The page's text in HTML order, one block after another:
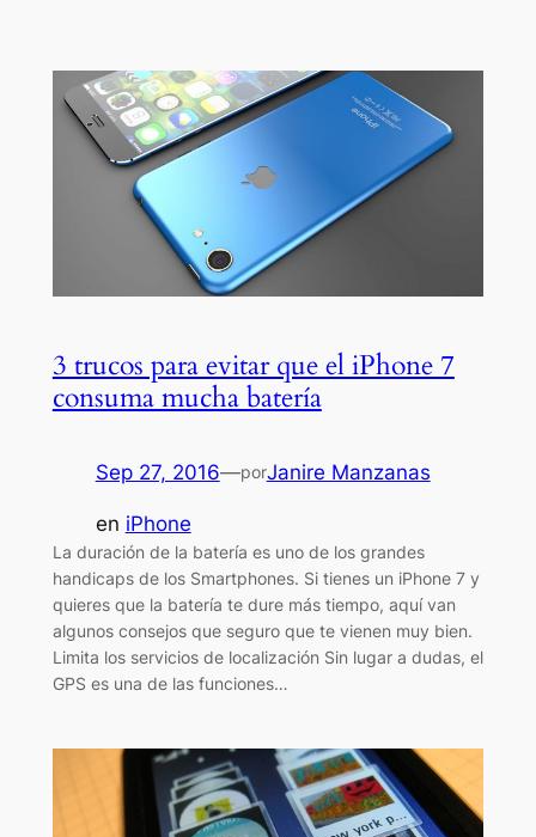
3 trucos para evitar que el iPhone 7
consuma mucha batería
Sep 27, 2016—porJanire Manzanas
en iPhone
La duración de la batería es uno de los grandes
handicaps de los Smartphones. Si tienes un iPhone 7 y
quieres que la batería te dure más tiempo, aquí van
algunos consejos que seguro que te vienen muy bien.
Limita los servicios de localización Sin lugar a dudas, el
GPS es una de las funciones…